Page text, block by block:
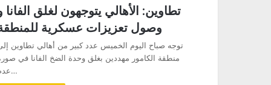
تطاوين: الأهالي يتوجهون لغلق الفانا
وصول تعزيزات عسكرية
توجه صباح اليوم الخميس عدد كبير من أهالي تطاوين
منطقة الكامور مهددين بغلق وحدة الضخ الفانا في
عدم…